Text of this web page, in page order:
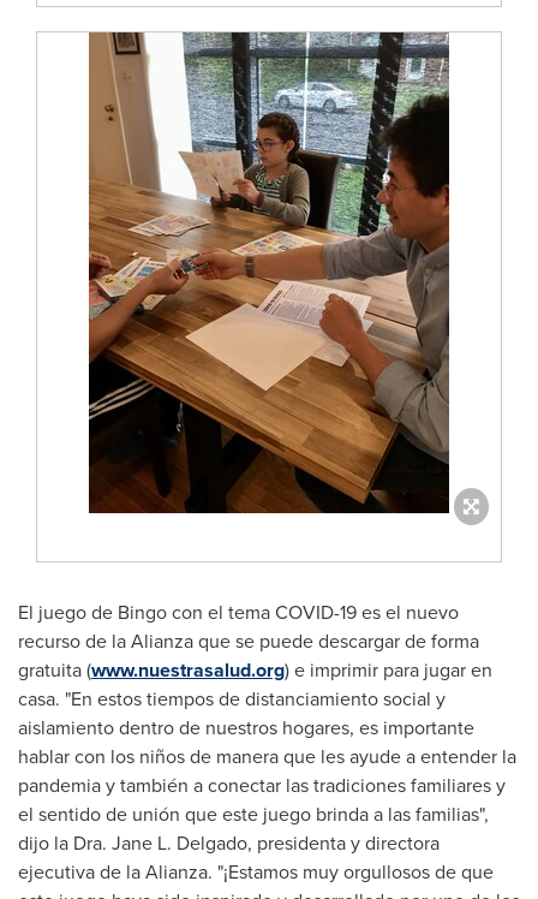
El juego de Bingo con el tema COVID-19 es el nuevo
recurso de la Alianza que se puede descargar de forma
gratuita (www.nuestrasalud.org) e imprimir para jugar en
casa. "En estos tiempos de distanciamiento social y
aislamiento dentro de nuestros hogares, es importante
hablar con los niños de manera que les ayude a entender la
pandemia y también a conectar las tradiciones familiares y
el sentido de unión que este juego brinda a las familias",
dijo la Dra. Jane L. Delgado, presidenta y directora
ejecutiva de la Alianza. "¡Estamos muy orgullosos de que